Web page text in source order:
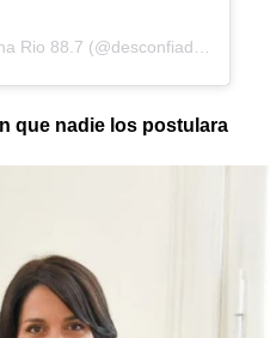
que nadie los postulara